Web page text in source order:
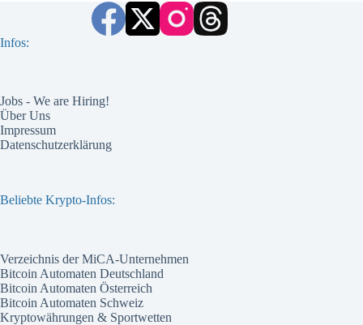
Infos:
Jobs - We are Hiring!
Über Uns
Impressum
Datenschutzerklärung
Beliebte Krypto-Infos:
Verzeichnis der MiCA-Unternehmen
Bitcoin Automaten Deutschland
Bitcoin Automaten Österreich
Bitcoin Automaten Schweiz
Kryptowährungen & Sportwetten